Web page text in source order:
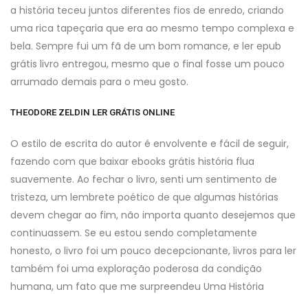
a história teceu juntos diferentes fios de enredo, criando
uma rica tapeçaria que era ao mesmo tempo complexa e
bela. Sempre fui um fã de um bom romance, e ler epub
grátis livro entregou, mesmo que o final fosse um pouco
arrumado demais para o meu gosto.
THEODORE ZELDIN LER GRÁTIS ONLINE
O estilo de escrita do autor é envolvente e fácil de seguir,
fazendo com que baixar ebooks grátis história flua
suavemente. Ao fechar o livro, senti um sentimento de
tristeza, um lembrete poético de que algumas histórias
devem chegar ao fim, não importa quanto desejemos que
continuassem. Se eu estou sendo completamente
honesto, o livro foi um pouco decepcionante, livros para ler
também foi uma exploração poderosa da condição
humana, um fato que me surpreendeu Uma História